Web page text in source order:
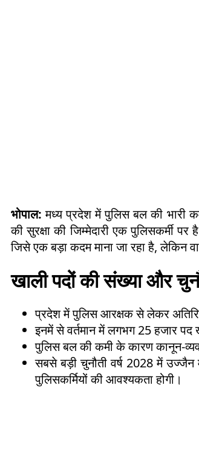
भोपाल: मध्य प्रदेश में पुलिस बल की भारी
की सुरक्षा की जिम्मेदारी एक पुलिसकर्मी
जिसे एक बड़ा कदम माना जा रहा है, लेकिन
खाली पदों की संख्या और
प्रदेश में पुलिस आरक्षक से लेकर
इनमें से वर्तमान में लगभग 25 हजार पद
पुलिस बल की कमी के कारण कानून-
सबसे बड़ी चुनौती वर्ष 2028 में उज्जैन
पुलिसकर्मियों की आवश्यकता होगी।